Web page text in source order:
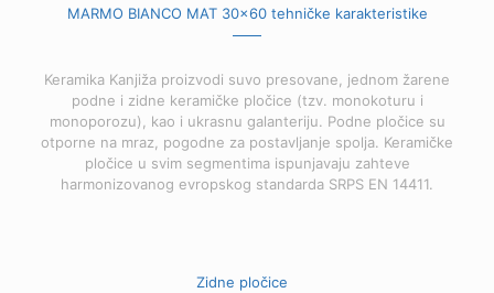
MARMO BIANCO MAT 30x60 tehničke karakteristike
Keramika Kanjiža proizvodi suvo presovane, jednom žarene
podne i zidne keramičke pločice (tzv. monokoturu i
monoporozu), kao i ukrasnu galanteriju. Podne pločice su
otporne na mraz, pogodne za postavljanje spolja. Keramičke
pločice u svim segmentima ispunjavaju zahteve
harmonizovanog evropskog standarda SRPS EN 14411.
Zidne pločice